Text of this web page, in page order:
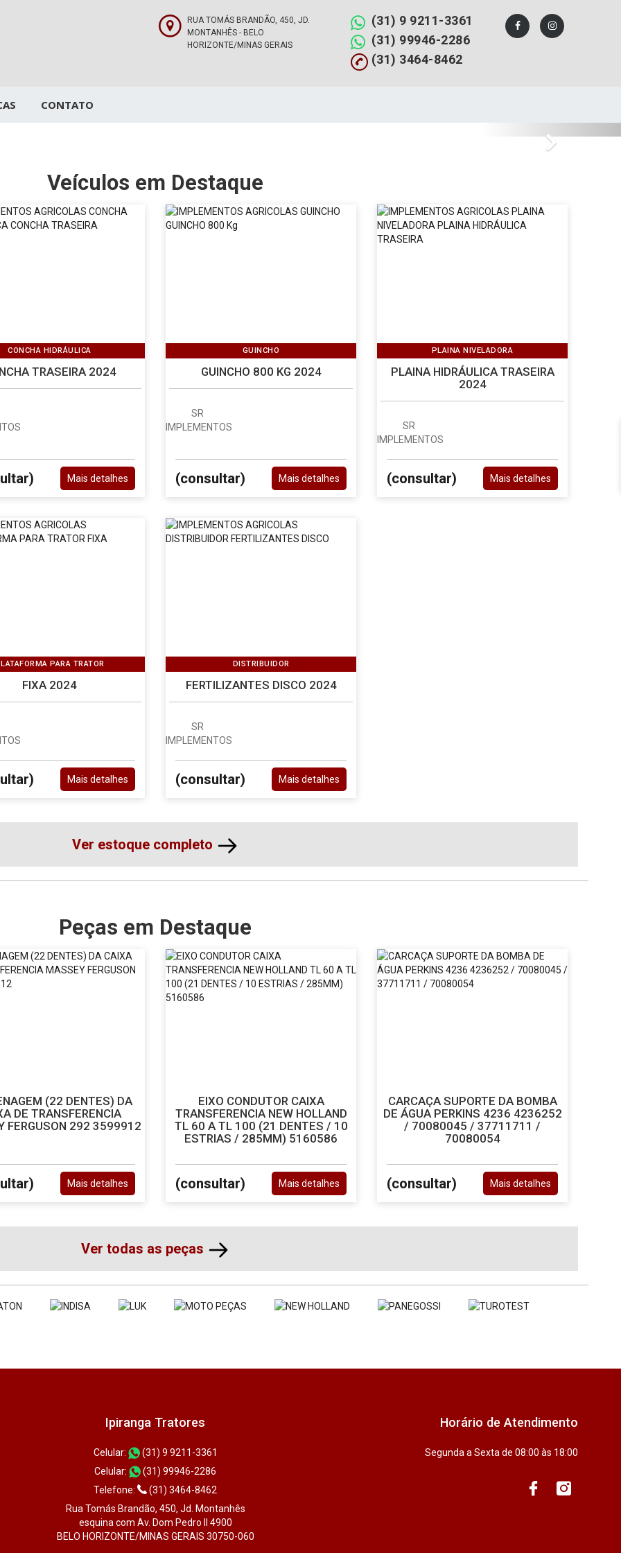
(31) 9 9211-3361
(31) 99946-2286
(31) 3464-8462
RUA TOMÁS BRANDÃO, 450, JD.
MONTANHÊS - BELO
HORIZONTE/MINAS GERAIS
CONTATO
Next
Veículos em Destaque
CONCHA HIDRÁULICA
TRASEIRA 2024
Mais detalhes
GUINCHO
GUINCHO 800 KG 2024
SR
IMPLEMENTOS
(consultar) Mais detalhes
PLAINA NIVELADORA
PLAINA HIDRÁULICA TRASEIRA
2024
SR
IMPLEMENTOS
(consultar) Mais detalhes
PARA TRATOR
FIXA 2024
Mais detalhes
DISTRIBUIDOR
FERTILIZANTES DISCO 2024
SR
IMPLEMENTOS
(consultar) Mais detalhes
Ver estoque completo
Peças em Destaque
(22 DENTES) DA
DE TRANSFERENCIA
FERGUSON 292 3599912
Mais detalhes
EIXO CONDUTOR CAIXA
TRANSFERENCIA NEW HOLLAND
TL 60 A TL 100 (21 DENTES / 10
ESTRIAS / 285MM) 5160586
(consultar) Mais detalhes
CARCAÇA SUPORTE DA BOMBA
DE ÁGUA PERKINS 4236 4236252
/ 70080045 / 37711711 /
70080054
(consultar) Mais detalhes
Ver todas as peças
Ipiranga Tratores
Celular:
(31) 9 9211-3361
Celular:
(31) 99946-2286
Telefone:
(31) 3464-8462
Rua Tomás Brandão, 450, Jd. Montanhês
esquina com Av. Dom Pedro II 4900
BELO HORIZONTE/MINAS GERAIS 30750-060
Horário de Atendimento
Segunda a Sexta de 08:00 às 18:00